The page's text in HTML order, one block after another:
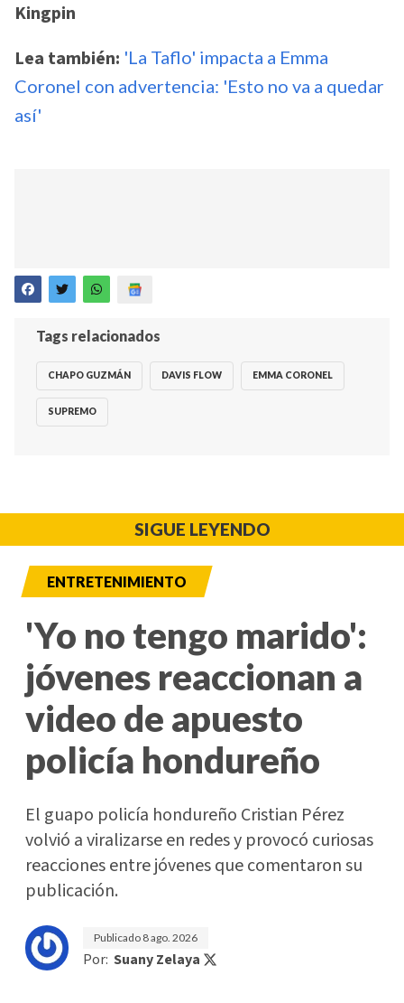
Kingpin
Lea también: 'La Taflo' impacta a Emma
Coronel con advertencia: 'Esto no va a quedar
así'
Tags relacionados
CHAPO GUZMÁN DAVIS FLOW EMMA CORONEL
SUPREMO
SIGUE LEYENDO
ENTRETENIMIENTO
'Yo no tengo marido':
jóvenes reaccionan a
video de apuesto
policía hondureño
El guapo policía hondureño Cristian Pérez
volvió a viralizarse en redes y provocó curiosas
reacciones entre jóvenes que comentaron su
publicación.
Publicado 8 ago. 2026
Por: Suany Zelaya